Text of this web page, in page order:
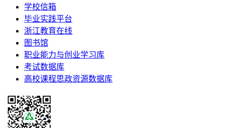
学校信箱
毕业实践平台
浙江教育在线
图书馆
职业能力与创业学习库
考试数据库
高校课程思政资源数据库